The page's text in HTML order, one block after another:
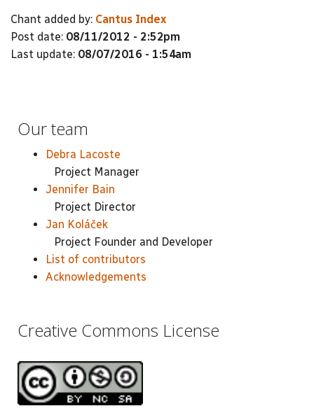
Chant added by: Cantus Index
Post date: 08/11/2012 - 2:52pm
Last update: 08/07/2016 - 1:54am
Our team
Debra Lacoste
Project Manager
Jennifer Bain
Project Director
Jan Koláček
Project Founder and Developer
List of contributors
Acknowledgements
Creative Commons License